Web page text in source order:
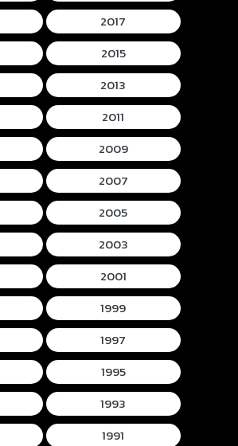
2017
2015
2013
2011
2009
2007
2005
2003
2001
1999
1997
1995
1993
1991